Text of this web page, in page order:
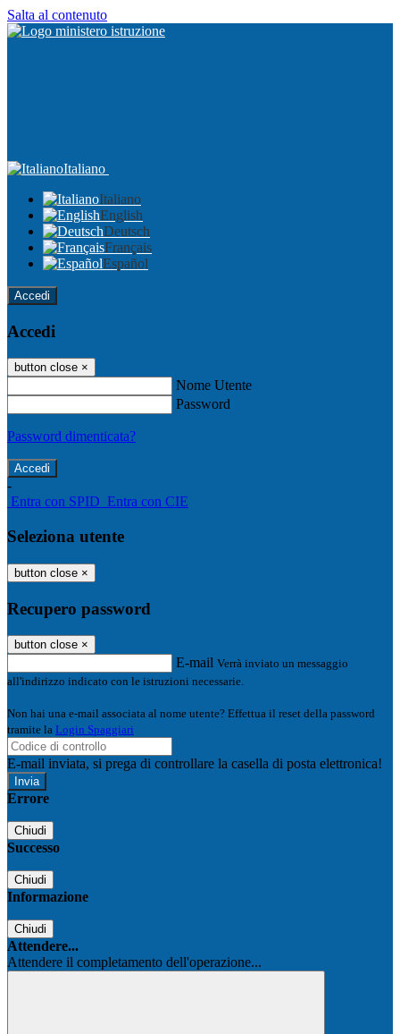
Salta al contenuto
Italiano
Italiano
English
Deutsch
Français
Español
Accedi
Accedi
button close ×
Nome Utente
Password
Password dimenticata?
-
Entra con SPID Entra con CIE
Seleziona utente
button close ×
Recupero password
button close ×
E-mail Verrà inviato un messaggio
all'indirizzo indicato con le istruzioni necessarie.
Non hai una e-mail associata al nome utente? Effettua il reset della password
tramite la Login Spaggiari
E-mail inviata, si prega di controllare la casella di posta elettronica!
Errore
Chiudi
Successo
Chiudi
Informazione
Chiudi
Attendere...
Attendere il completamento dell'operazione...